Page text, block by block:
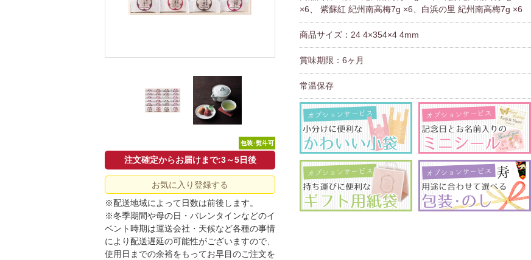
包装･熨斗可
注文確定からお届けまで:3～5日後
お気に入り登録する
※配送地域によって日数は前後します。
※冬季期間や母の日・バレンタインなどのイ
ベント時期は運送会社・天候など各種の事情
により配送遅延の可能性がございますので、
使用日までの余裕をもってお早目のご注文を
×6、 紫蘇紅 紀州南高梅7g ×6、白浜の里 紀州南高梅7g ×6
商品サイズ：24 4×354×4 4mm
賞味期限：6ヶ月
常温保存